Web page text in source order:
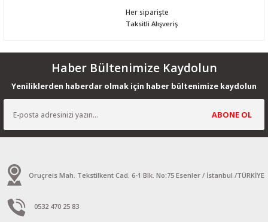
Her siparişte
Taksitli Alışveriş
Haber Bültenimize Kaydolun
Yeniliklerden haberdar olmak için haber bültenimize kaydolun
ABONE OL
Oruçreis Mah. Tekstilkent Cad. 6-1 Blk. No:75 Esenler / İstanbul /TÜRKİYE
0532 470 25 83